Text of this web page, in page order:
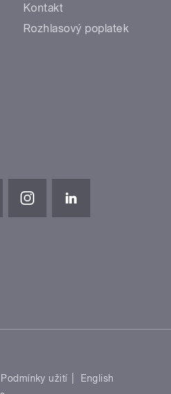
Kontakt
Rozhlasový poplatek
Podmínky užití
English